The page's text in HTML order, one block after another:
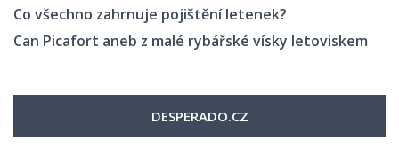
Co všechno zahrnuje pojištění letenek?
Can Picafort aneb z malé rybářské vísky letoviskem
DESPERADO.CZ